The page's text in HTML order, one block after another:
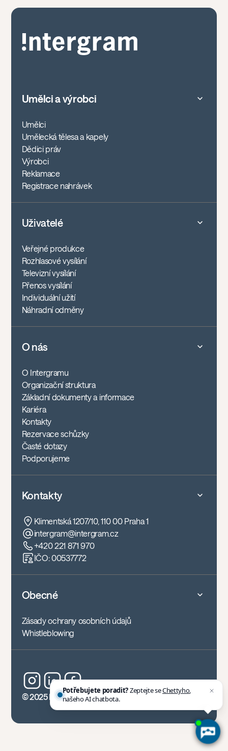
Umělci a výrobci
Umělci
Umělecká tělesa a kapely
Dědici práv
Výrobci
Reklamace
Registrace nahrávek
Uživatelé
Veřejné produkce
Rozhlasové vysílání
Televizní vysílání
Přenos vysílání
Individuální užití
Náhradní odměny
O nás
O Intergramu
Organizační struktura
Základní dokumenty a informace
Kariéra
Kontakty
Rezervace schůzky
Časté dotazy
Podporujeme
Kontakty
Klimentská 1207/10, 110 00 Praha 1
intergram@intergram.cz
+420 221 871 970
IČO: 00537772
Obecné
Zásady ochrany osobních údajů
Whistleblowing
© 2025 Intergram, z.s.
Potřebujete poradit?Zeptejte seChettyho,
našeho AI chatbota.